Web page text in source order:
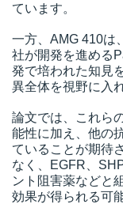
ています。
一方、AMG 410は
社が開発を進める
発で培われた知見
異全体を視野に入
論文では、これら
能性に加え、他の
ていることが期待
なく、EGFR、
ント阻害薬などと
効果が得られる可